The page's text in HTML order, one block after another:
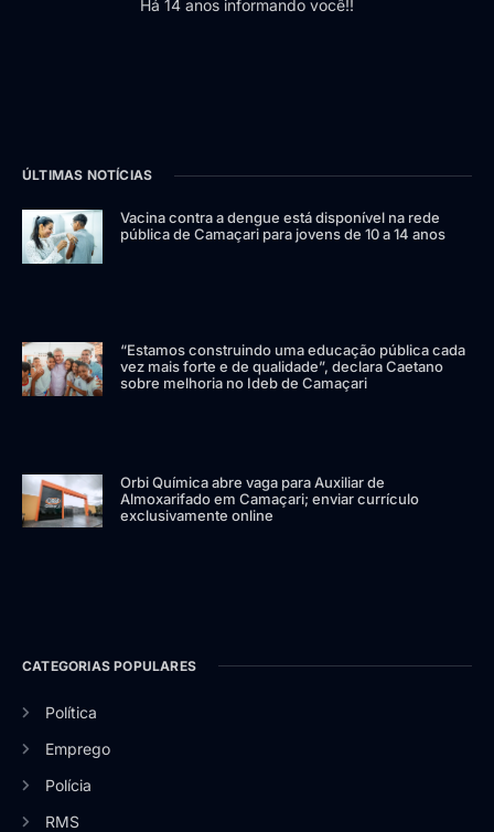
Há 14 anos informando você!!
ÚLTIMAS NOTÍCIAS
Vacina contra a dengue está disponível na rede
pública de Camaçari para jovens de 10 a 14 anos
“Estamos construindo uma educação pública cada
vez mais forte e de qualidade”, declara Caetano
sobre melhoria no Ideb de Camaçari
Orbi Química abre vaga para Auxiliar de
Almoxarifado em Camaçari; enviar currículo
exclusivamente online
CATEGORIAS POPULARES
Política
Emprego
Polícia
RMS